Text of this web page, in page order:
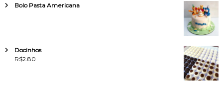
p
s
Bolo Pasta Americana
Docinhos
R$2.80